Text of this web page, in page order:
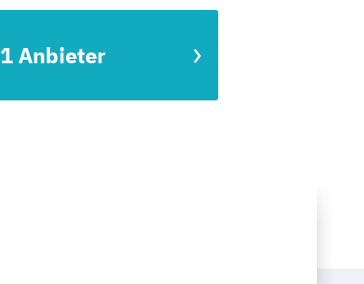
1 Anbieter